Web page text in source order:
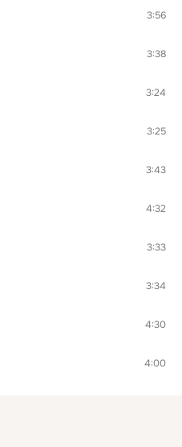
3:56
3:38
3:24
3:25
3:43
4:32
3:33
3:34
4:30
4:00